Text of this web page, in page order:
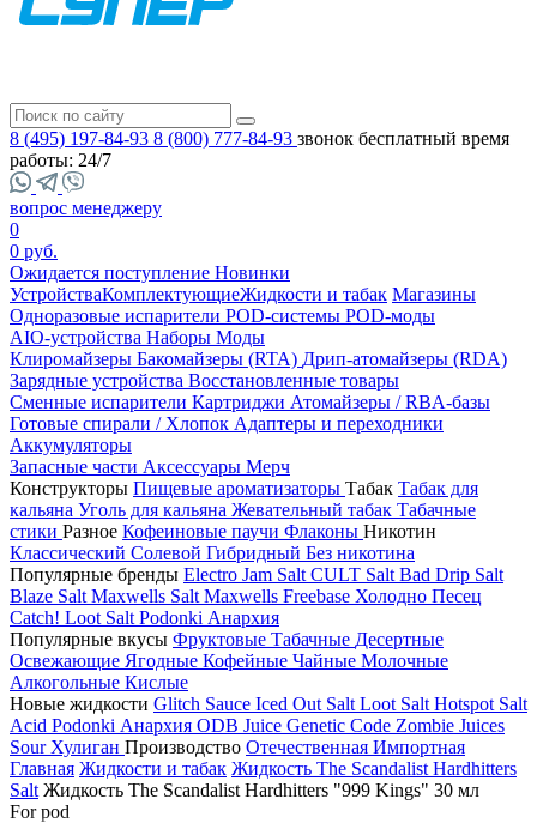
8 (495) 197-84-93 8 (800) 777-84-93 звонок бесплатный время
работы: 24/7
вопрос менеджеру
0
0 руб.
Ожидается поступление Новинки
УстройстваКомплектующиеЖидкости и табак Магазины
Одноразовые испарители POD-системы POD-моды
AIO-устройства Наборы Моды
Клиромайзеры Бакомайзеры (RTA) Дрип-атомайзеры (RDA)
Зарядные устройства Восстановленные товары
Сменные испарители Картриджи Атомайзеры / RBA-базы
Готовые спирали / Хлопок Адаптеры и переходники
Аккумуляторы
Запасные части Аксессуары Мерч
Конструкторы Пищевые ароматизаторы Табак Табак для
кальяна Уголь для кальяна Жевательный табак Табачные
стики Разное Кофеиновые паучи Флаконы Никотин
Классический Солевой Гибридный Без никотина
Популярные бренды Electro Jam Salt CULT Salt Bad Drip Salt
Blaze Salt Maxwells Salt Maxwells Freebase Холодно Песец
Catch! Loot Salt Podonki Анархия
Популярные вкусы Фруктовые Табачные Десертные
Освежающие Ягодные Кофейные Чайные Молочные
Алкогольные Кислые
Новые жидкости Glitch Sauce Iced Out Salt Loot Salt Hotspot Salt
Acid Podonki Анархия ODB Juice Genetic Code Zombie Juices
Sour Хулиган Производство Отечественная Импортная
Главная Жидкости и табак Жидкость The Scandalist Hardhitters
Salt Жидкость The Scandalist Hardhitters "999 Kings" 30 мл
For pod